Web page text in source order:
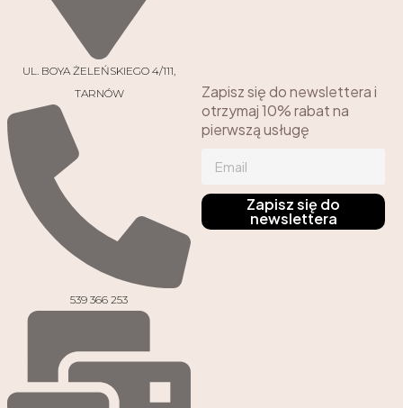
UL. BOYA ŻELEŃSKIEGO 4/111,
TARNÓW
539 366 253
Zapisz się do newslettera i
otrzymaj 10% rabat na
pierwszą usługę
Zapisz się do
newslettera